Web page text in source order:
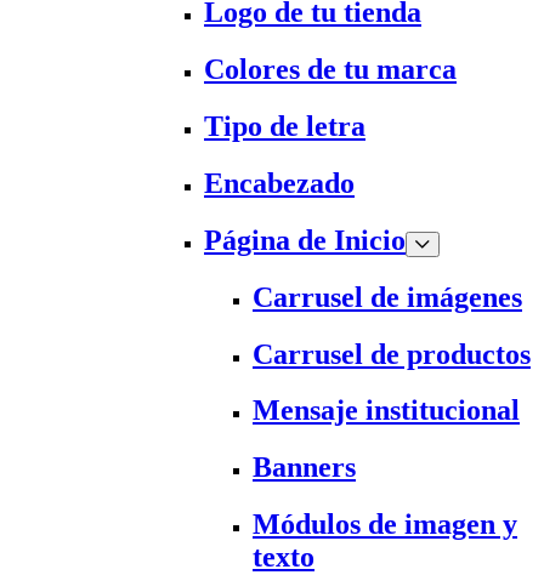
Logo de tu tienda
Colores de tu marca
Tipo de letra
Encabezado
Página de Inicio
Carrusel de imágenes
Carrusel de productos
Mensaje institucional
Banners
Módulos de imagen y
texto